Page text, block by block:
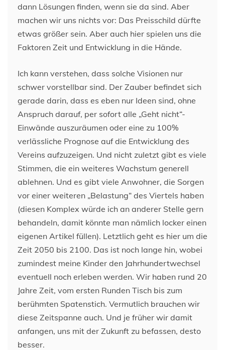
dann Lösungen finden, wenn sie da sind. Aber
machen wir uns nichts vor: Das Preisschild dürfte
etwas größer sein. Aber auch hier spielen uns die
Faktoren Zeit und Entwicklung in die Hände.
Ich kann verstehen, dass solche Visionen nur
schwer vorstellbar sind. Der Zauber befindet sich
gerade darin, dass es eben nur Ideen sind, ohne
Anspruch darauf, per sofort alle „Geht nicht“-
Einwände auszuräumen oder eine zu 100%
verlässliche Prognose auf die Entwicklung des
Vereins aufzuzeigen. Und nicht zuletzt gibt es viele
Stimmen, die ein weiteres Wachstum generell
ablehnen. Und es gibt viele Anwohner, die Sorgen
vor einer weiteren „Belastung“ des Viertels haben
(diesen Komplex würde ich an anderer Stelle gern
behandeln, damit könnte man nämlich locker einen
eigenen Artikel füllen). Letztlich geht es hier um die
Zeit 2050 bis 2100. Das ist noch lange hin, wobei
zumindest meine Kinder den Jahrhundertwechsel
eventuell noch erleben werden. Wir haben rund 20
Jahre Zeit, vom ersten Runden Tisch bis zum
berühmten Spatenstich. Vermutlich brauchen wir
diese Zeitspanne auch. Und je früher wir damit
anfangen, uns mit der Zukunft zu befassen, desto
besser.